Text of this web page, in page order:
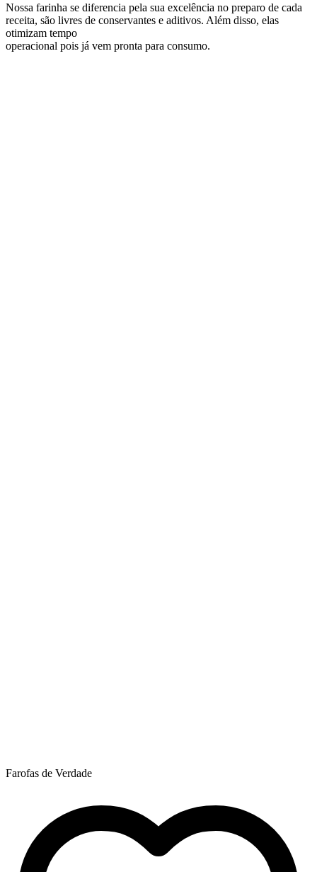
Nossa farinha se diferencia pela sua excelência no preparo de cada
receita, são livres de conservantes e aditivos. Além disso, elas
otimizam tempo
operacional pois já vem pronta para consumo.
Farofas de Verdade